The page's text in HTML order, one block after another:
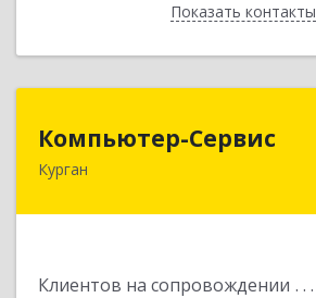
Показать контакты
Назад
Компьютер-Сервис
Курган
Клиентов на сопровождении